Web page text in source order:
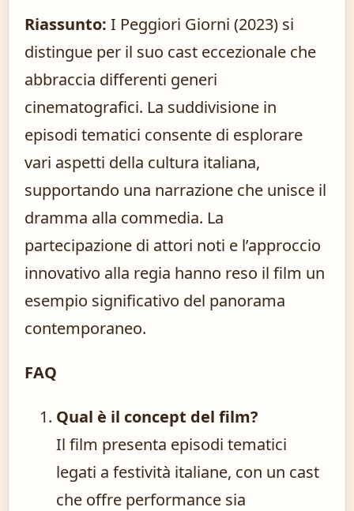
Riassunto: I Peggiori Giorni (2023) si
distingue per il suo cast eccezionale che
abbraccia differenti generi
cinematografici. La suddivisione in
episodi tematici consente di esplorare
vari aspetti della cultura italiana,
supportando una narrazione che unisce il
dramma alla commedia. La
partecipazione di attori noti e l’approccio
innovativo alla regia hanno reso il film un
esempio significativo del panorama
contemporaneo.
FAQ
Qual è il concept del film?
Il film presenta episodi tematici
legati a festività italiane, con un cast
che offre performance sia